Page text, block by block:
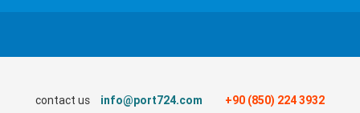
contact us info@port724.com +90 (850) 224 3932